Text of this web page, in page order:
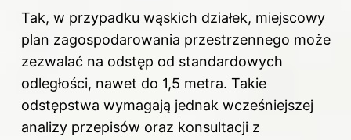
Tak, w przypadku wąskich działek, miejscowy
plan zagospodarowania przestrzennego może
zezwalać na odstęp od standardowych
odległości, nawet do 1,5 metra. Takie
odstępstwa wymagają jednak wcześniejszej
analizy przepisów oraz konsultacji z